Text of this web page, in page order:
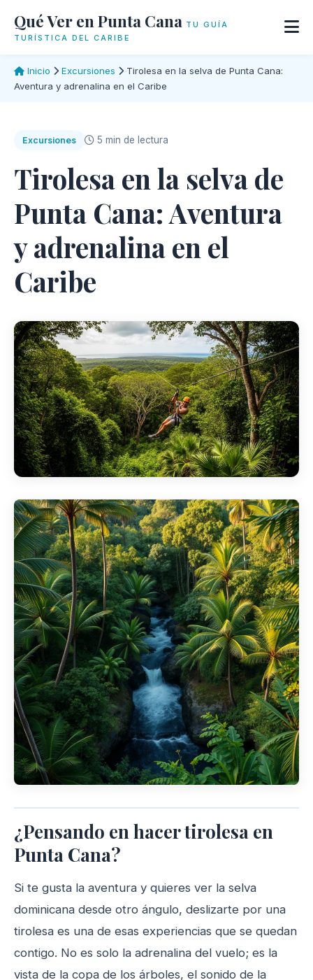
Qué Ver en Punta Cana TU GUÍA
TURÍSTICA DEL CARIBE
Inicio Excursiones
Tirolesa en la selva de Punta Cana:
Aventura y adrenalina en el Caribe
Excursiones 5 min de lectura
Tirolesa en la selva de
Punta Cana: Aventura
y adrenalina en el
Caribe
¿Pensando en hacer tirolesa en
Punta Cana?
Si te gusta la aventura y quieres ver la selva
dominicana desde otro ángulo, deslizarte por una
tirolesa es una de esas experiencias que se quedan
contigo. No es solo la adrenalina del vuelo; es la
vista de la copa de los árboles, el sonido de la